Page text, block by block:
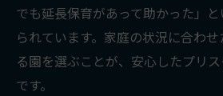
預かり時間で比較するプ
方
プリスクールは何歳まで
でも延長保育があって助かった」
られています。家庭の状況に合わ
る園を選ぶことが、安心したプリ
です。